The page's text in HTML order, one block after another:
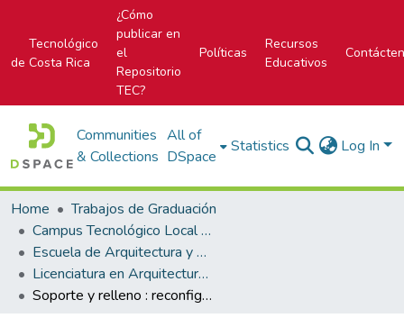
Tecnológico
de Costa Rica
¿Cómo
publicar en
el
Repositorio
TEC?
Políticas
Recursos
Educativos
Communities
& Collections
All of
DSpace
Statistics Log In
Home
Trabajos de Graduación
Campus Tecnológico Local San José
Escuela de Arquitectura y Urbanismo
Licenciatura en Arquitectura y Urbanismo
Soporte y relleno : reconfiguración de la infraestructura del Gimnasio Municipal de Tibás